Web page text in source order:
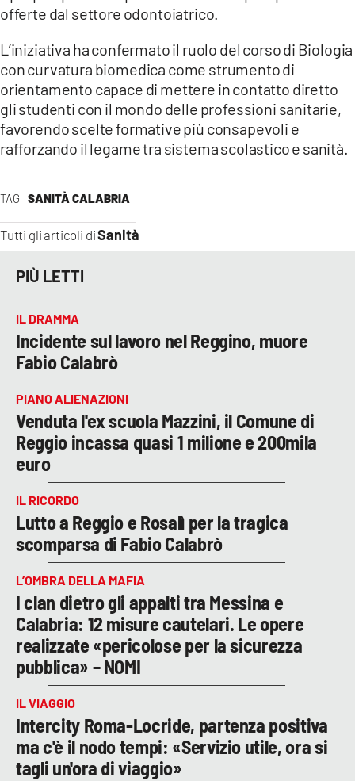
TAG SANITÀ CALABRIA
Tutti gli articoli diSanità
offerte dal settore odontoiatrico.
L’iniziativa ha confermato il ruolo del corso di Biologia
con curvatura biomedica come strumento di
orientamento capace di mettere in contatto diretto
gli studenti con il mondo delle professioni sanitarie,
favorendo scelte formative più consapevoli e
rafforzando il legame tra sistema scolastico e sanità.
PIÙ LETTI
IL DRAMMA
Incidente sul lavoro nel Reggino, muore
Fabio Calabrò
PIANO ALIENAZIONI
Venduta l'ex scuola Mazzini, il Comune di
Reggio incassa quasi 1 milione e 200mila
euro
IL RICORDO
Lutto a Reggio e Rosalì per la tragica
scomparsa di Fabio Calabrò
L’OMBRA DELLA MAFIA
I clan dietro gli appalti tra Messina e
Calabria: 12 misure cautelari. Le opere
realizzate «pericolose per la sicurezza
pubblica» – NOMI
IL VIAGGIO
Intercity Roma-Locride, partenza positiva
ma c'è il nodo tempi: «Servizio utile, ora si
tagli un'ora di viaggio»